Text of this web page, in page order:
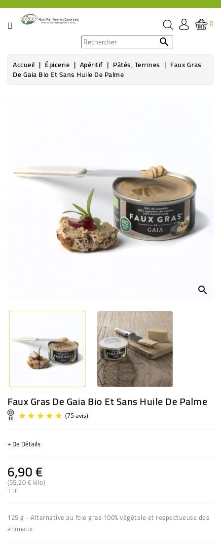
CATÉGORIE
ÉPICERIE
0

Accueil Épicerie Apéritif Pâtés, Terrines Faux Gras
De Gaia Bio Et Sans Huile De Palme
search
Faux Gras De Gaia Bio Et Sans Huile De Palme
+ De Détails
6,90 €
(55,20 € kilo)
TTC
125 g - Alternative au foie gras 100% végétale et respectueuse des
animaux